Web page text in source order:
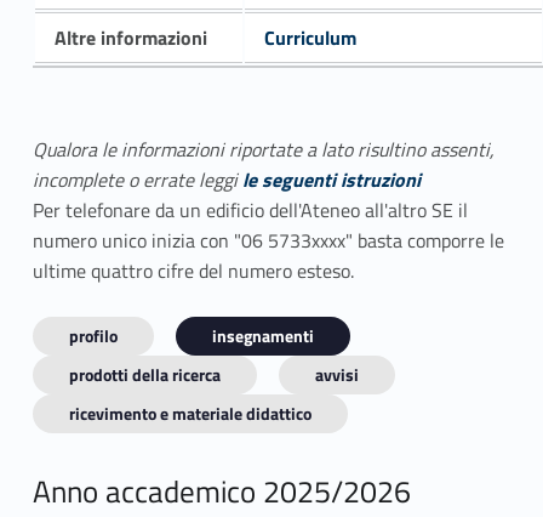
Altre informazioni
Curriculum
Qualora le informazioni riportate a lato risultino assenti,
incomplete o errate leggile seguenti istruzioni
Per telefonare da un edificio dell'Ateneo all'altro SE il
numero unico inizia con "06 5733xxxx" basta comporre le
ultime quattro cifre del numero esteso.
profilo
insegnamenti
prodotti della ricerca
avvisi
ricevimento e materiale didattico
Anno accademico 2025/2026